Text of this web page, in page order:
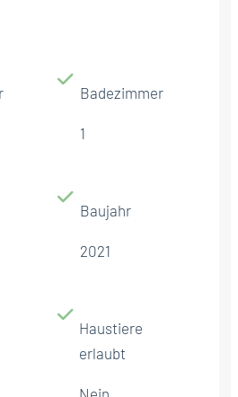
Badezimmer
1
Baujahr
2021
Haustiere
erlaubt
Nein